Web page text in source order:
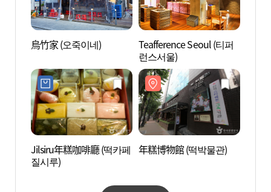
烏竹家 (오죽이네)
Teafference Seoul (티퍼
런스서울)
Jilsiru年糕咖啡廳 (떡카페
질시루)
年糕博物館 (떡박물관)